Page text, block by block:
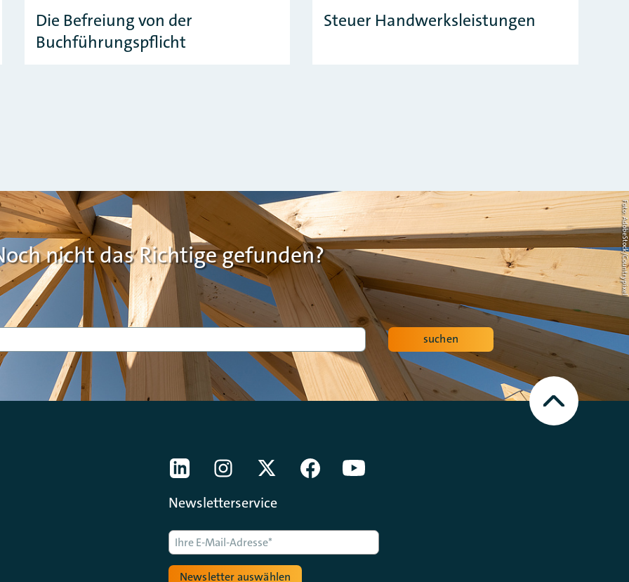
Die Befreiung von der
Buchführungspflicht
Steuer Handwerksleistungen
nicht das Richtige gefunden?
suchen
Foto: AdobeStock/Countrypixel
Nach
oben
Scrollen
[Der ZDH in den Sozialen Netzwerken]
LinkedIninstagramTwitterFacebookYoutube
Newsletterservice
Newsletter auswählen